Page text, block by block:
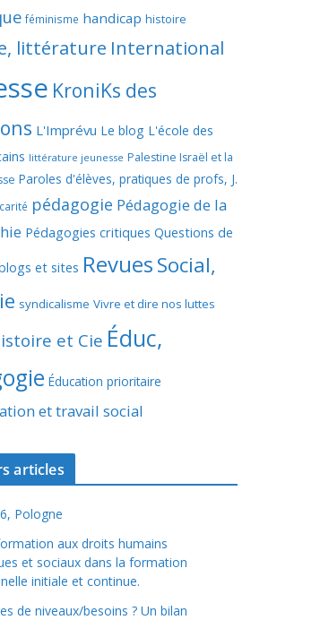
féminisme handicap histoire
littérature International
KroniKs des
L'Imprévu Le blog L'école des
littérature jeunesse Palestine Israël et la
Paroles d'élèves, pratiques de profs, J.
pédagogie Pédagogie de la
Pédagogies critiques Questions de
et sites RevuesSocial,
syndicalisme Vivre et dire nos luttes
et Cie Éduc,
Éducation prioritaire
et travail social
articles
Pologne
aux droits humains
et sociaux dans la formation
initiale et continue.
de niveaux/besoins ? Un bilan